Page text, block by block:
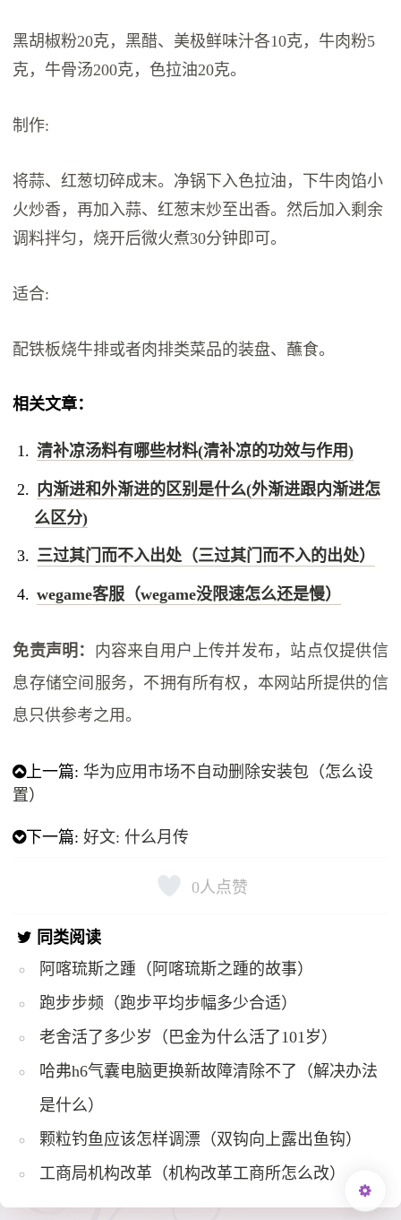
黑胡椒粉20克，黑醋、美极鲜味汁各10克，牛肉粉5
克，牛骨汤200克，色拉油20克。
制作:
将蒜、红葱切碎成末。净锅下入色拉油，下牛肉馅小
火炒香，再加入蒜、红葱末炒至出香。然后加入剩余
调料拌匀，烧开后微火煮30分钟即可。
适合:
配铁板烧牛排或者肉排类菜品的装盘、蘸食。
相关文章：
清补凉汤料有哪些材料(清补凉的功效与作用)
内渐进和外渐进的区别是什么(外渐进跟内渐进怎
么区分)
三过其门而不入出处（三过其门而不入的出处）
wegame客服（wegame没限速怎么还是慢）
免责声明： 内容来自用户上传并发布，站点仅提供信
息存储空间服务，不拥有所有权，本网站所提供的信
息只供参考之用。
上一篇: 华为应用市场不自动删除安装包（怎么设
置）
下一篇:好文: 什么月传
0人点赞
同类阅读
阿喀琉斯之踵（阿喀琉斯之踵的故事）
跑步步频（跑步平均步幅多少合适）
老舍活了多少岁（巴金为什么活了101岁）
哈弗h6气囊电脑更换新故障清除不了（解决办法
是什么）
颗粒钓鱼应该怎样调漂（双钩向上露出鱼钩）
工商局机构改革（机构改革工商所怎么改）